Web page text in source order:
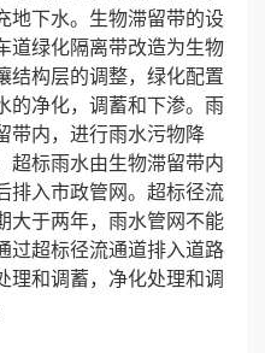
地下水。生物滞留带的设
道绿化隔离带改造为生物
结构层的调整，绿化配置
的净化，调蓄和下渗。雨
带内，进行雨水污物降
超标雨水由生物滞留带内
排入市政管网。超标径流
大于两年，雨水管网不能
过超标径流通道排入道路
理和调蓄，净化处理和调